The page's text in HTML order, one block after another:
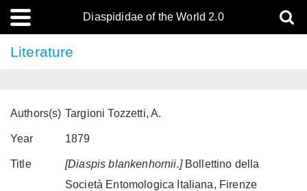
Diaspididae of the World 2.0
Literature
Authors(s) Targioni Tozzetti, A.
Year 1879
Title [Diaspis blankenhornii.]Bollettino della
Società Entomologica Italiana, Firenze